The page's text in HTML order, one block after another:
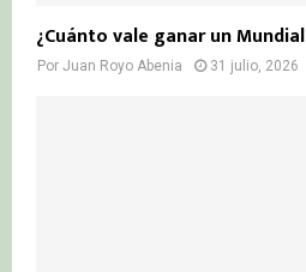
¿Cuánto vale ganar un
Por Juan Royo Abenia 31 julio, 2026